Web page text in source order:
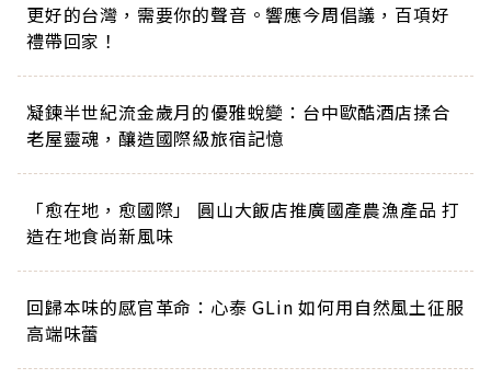
更好的台灣，需要你的聲音。響應今周倡議，百項好
禮帶回家！
凝鍊半世紀流金歲月的優雅蛻變：台中歐酷酒店揉合
老屋靈魂，釀造國際級旅宿記憶
「愈在地，愈國際」 圓山大飯店推廣國產農漁產品 打
造在地食尚新風味
回歸本味的感官革命：心泰 GLin 如何用自然風土征服
高端味蕾